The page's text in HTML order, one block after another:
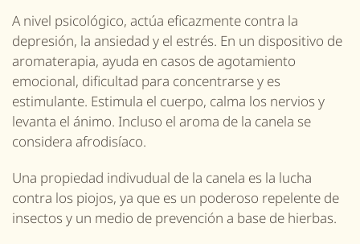
A nivel psicológico, actúa eficazmente contra la
depresión, la ansiedad y el estrés. En un dispositivo de
aromaterapia, ayuda en casos de agotamiento
emocional, dificultad para concentrarse y es
estimulante. Estimula el cuerpo, calma los nervios y
levanta el ánimo. Incluso el aroma de la canela se
considera afrodisíaco.
Una propiedad indivudual de la canela es la lucha
contra los piojos, ya que es un poderoso repelente de
insectos y un medio de prevención a base de hierbas.